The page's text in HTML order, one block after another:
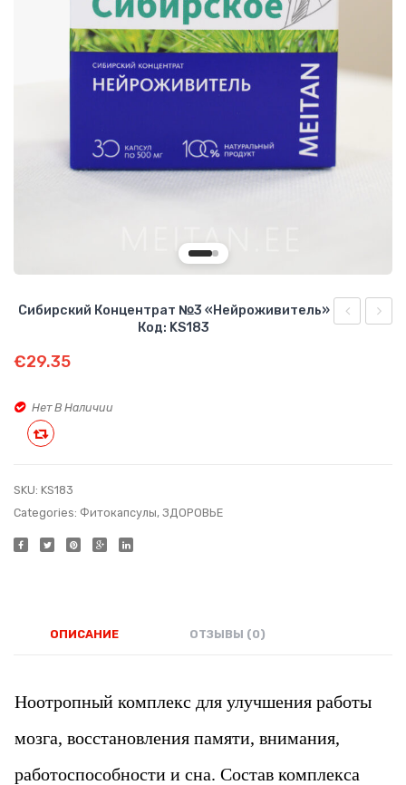
БИЗНЕС ВОЗМОЖНОСТИ
Сибирский Концентрат №3 «Нейроживитель»
Код: KS183
€29.35
Нет В Наличии
SKU: KS183
Categories: Фитокапсулы, ЗДОРОВЬЕ
ОПИСАНИЕ ОТЗЫВЫ (0)
Ноотропный комплекс для улучшения работы
мозга, восстановления памяти, внимания,
работоспособности и сна. Состав комплекса